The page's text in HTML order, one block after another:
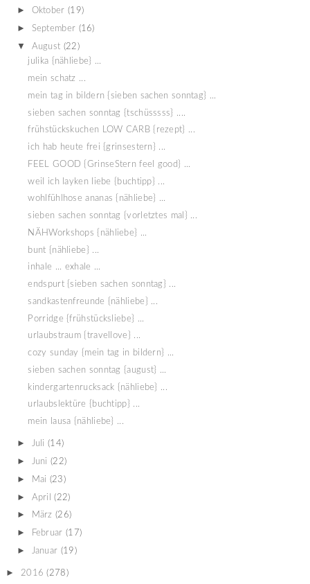
► Oktober (19)
► September (16)
▼ August (22)
julika {nähliebe} ...
mein schatz ...
mein tag in bildern {sieben sachen sonntag} ...
sieben sachen sonntag {tschüsssss} ....
frühstückskuchen LOW CARB {rezept} ...
ich hab heute frei {grinsestern} ...
FEEL GOOD {GrinseStern feel good} ...
weil ich layken liebe {buchtipp} ...
wohlfühlhose ananas {nähliebe} ...
sieben sachen sonntag {vorletztes mal} ...
NÄHWorkshops {nähliebe} ...
bunt {nähliebe} ...
inhale ... exhale ...
endspurt {sieben sachen sonntag} ...
sandkastenfreunde {nähliebe} ...
Porridge {frühstücksliebe} ...
urlaubstraum {travellove} ...
cozy sunday {mein tag in bildern} ...
sieben sachen sonntag {august} ...
kindergartenrucksack {nähliebe} ...
urlaubslektüre {buchtipp} ...
mein lausa {nähliebe} ...
► Juli (14)
► Juni (22)
► Mai (23)
► April (22)
► März (26)
► Februar (17)
► Januar (19)
► 2016 (278)